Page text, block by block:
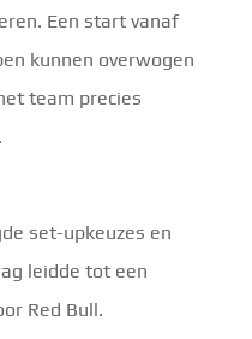
Een start vanaf
kunnen overwogen
team precies
set-upkeuzes en
leidde tot een
Red Bull.